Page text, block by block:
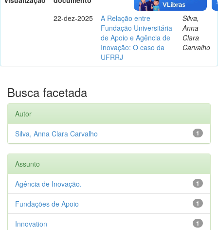
22-dez-2025
A Relação entre
Fundação Universitária
de Apoio e Agência de
Inovação: O caso da
UFRRJ
Silva,
Anna
Clara
Carvalho
Busca facetada
Autor
1
Silva, Anna Clara Carvalho
Assunto
1
Agência de Inovação.
1
Fundações de Apoio
1
Innovation